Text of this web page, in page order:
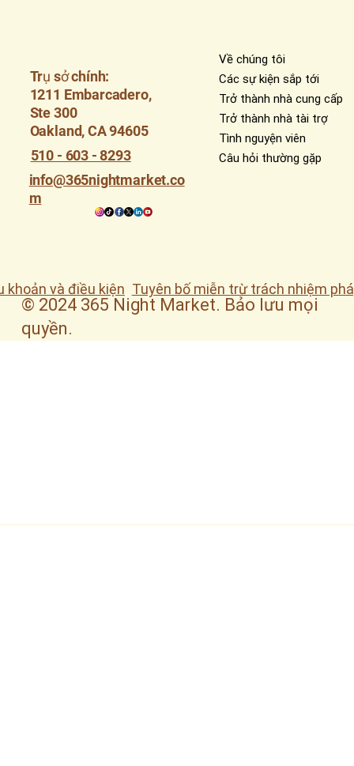
Trụ sở chính:
1211 Embarcadero,
Ste 300
Oakland, CA 94605
510 - 603 - 8293
info@365nightmarket.co
m
Về chúng tôi
Các sự kiện sắp tới
Trở thành nhà cung cấp
Trở thành nhà tài trợ
Tình nguyện viên
Câu hỏi thường gặp
khoản và điều kiện Tuyên bố miễn trừ trách nhiệm
© 2024 365 Night Market. Bảo lưu mọi
quyền.